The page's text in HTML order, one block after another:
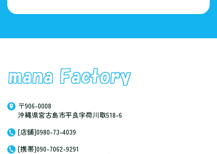
〒906-0008
沖縄県宮古島市平良字荷川取518-6
[店舗]0980-73-4039
[携帯]090-7062-9291